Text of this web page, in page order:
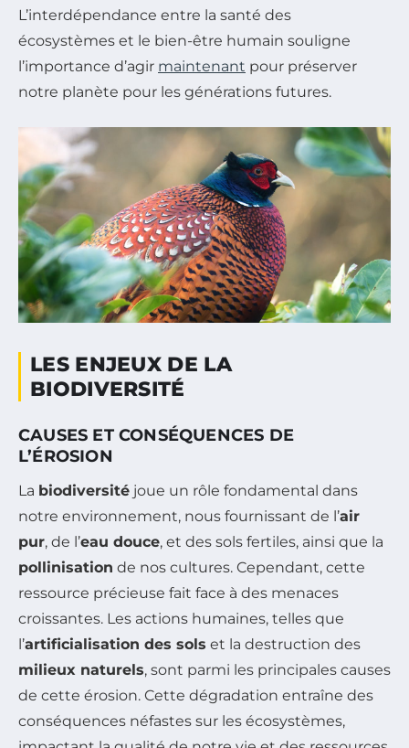
L’interdépendance entre la santé des
écosystèmes et le bien-être humain souligne
l’importance d’agir maintenant pour préserver
notre planète pour les générations futures.
LES ENJEUX DE LA
BIODIVERSITÉ
CAUSES ET CONSÉQUENCES DE
L’ÉROSION
La biodiversité joue un rôle fondamental dans
notre environnement, nous fournissant de l’air
pur, de l’eau douce, et des sols fertiles, ainsi que la
pollinisation de nos cultures. Cependant, cette
ressource précieuse fait face à des menaces
croissantes. Les actions humaines, telles que
l’artificialisation des sols et la destruction des
milieux naturels, sont parmi les principales causes
de cette érosion. Cette dégradation entraîne des
conséquences néfastes sur les écosystèmes,